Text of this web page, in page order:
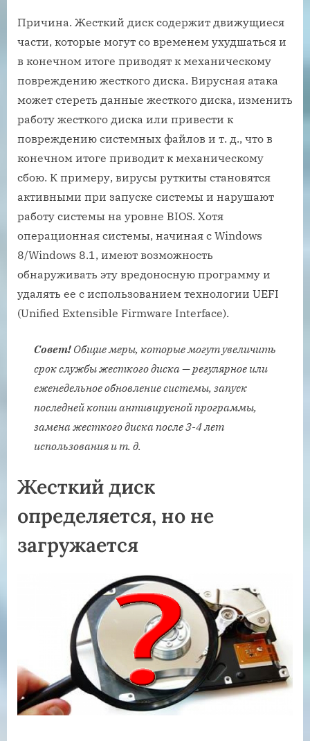
Причина. Жесткий диск содержит движущиеся
части, которые могут со временем ухудшаться и
в конечном итоге приводят к механическому
повреждению жесткого диска. Вирусная атака
может стереть данные жесткого диска, изменить
работу жесткого диска или привести к
повреждению системных файлов и т. д., что в
конечном итоге приводит к механическому
сбою. К примеру, вирусы руткиты становятся
активными при запуске системы и нарушают
работу системы на уровне BIOS. Хотя
операционная системы, начиная с Windows
8/Windows 8.1, имеют возможность
обнаруживать эту вредоносную программу и
удалять ее с использованием технологии UEFI
(Unified Extensible Firmware Interface).
Совет! Общие меры, которые могут увеличить
срок службы жесткого диска — регулярное или
еженедельное обновление системы, запуск
последней копии антивирусной программы,
замена жесткого диска после 3-4 лет
использования и т. д.
Жесткий диск
определяется, но не
загружается